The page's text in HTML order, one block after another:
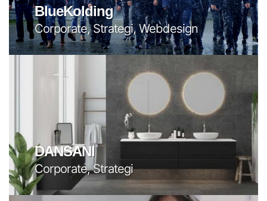
BlueKolding
Corporate, Strategi, Webdesign
DANSANI
Corporate, Strategi